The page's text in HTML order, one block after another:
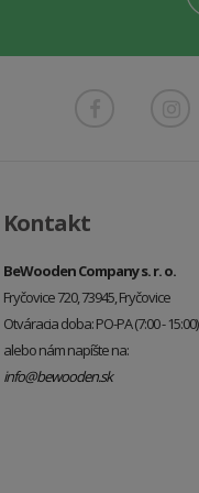
Kontakt
BeWooden Company s. r. o.
Fryčovice 720, 73945, Fryčovice
Otváracia doba: PO-PA (7:00 - 15:00)
alebo nám napíšte na:
info@bewooden.sk